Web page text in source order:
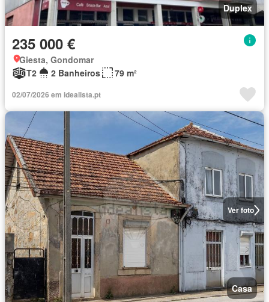
Duplex
235 000 €
Giesta, Gondomar
T2
2 Banheiros 79 m²
02/07/2026 em idealista.pt
Ver foto
Casa